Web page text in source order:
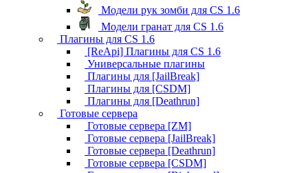
Модели рук зомби для CS 1.6
Модели гранат для CS 1.6
Плагины для CS 1.6
[ReApi] Плагины для CS 1.6
Универсальные плагины
Плагины для [JailBreak]
Плагины для [CSDM]
Плагины для [Deathrun]
Готовые сервера
Готовые сервера [ZM]
Готовые сервера [JailBreak]
Готовые сервера [Deathrun]
Готовые сервера [CSDM]